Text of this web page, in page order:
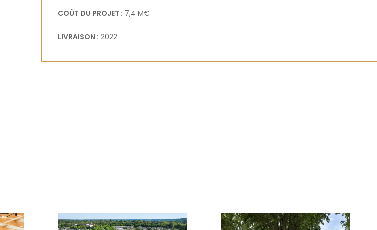
COÛT DU PROJET : 7,4 M€
LIVRAISON : 2022